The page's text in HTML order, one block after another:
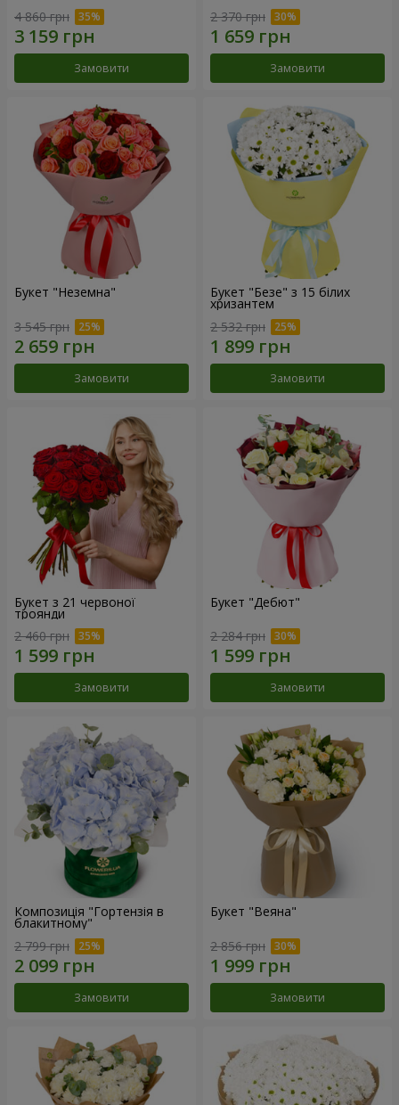
4 860 грн
Замовити
2 370 грн
Замовити
Букет "Неземна"
3 545 грн
Замовити
Букет "Безе" з 15 білих
хризантем
2 532 грн
Замовити
Букет з 21 червоної
троянди
2 460 грн
Замовити
Букет "Дебют"
2 284 грн
Замовити
Композиція "Гортензія в
блакитному"
2 799 грн
Замовити
Букет "Веяна"
2 856 грн
Замовити